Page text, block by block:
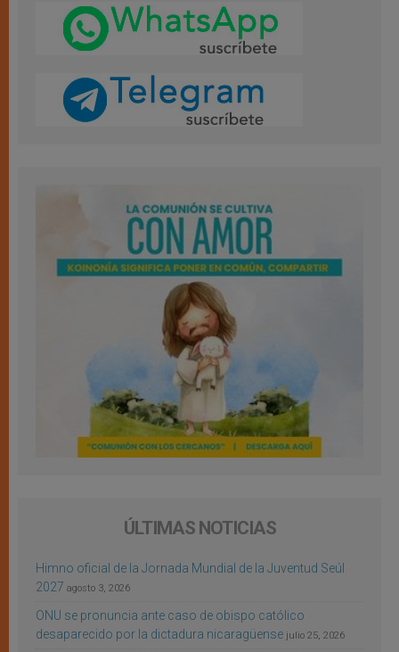
ÚLTIMAS NOTICIAS
Himno oficial de la Jornada Mundial de la Juventud Seúl
2027 agosto 3, 2026
ONU se pronuncia ante caso de obispo católico
desaparecido por la dictadura nicaragüense julio 25, 2026